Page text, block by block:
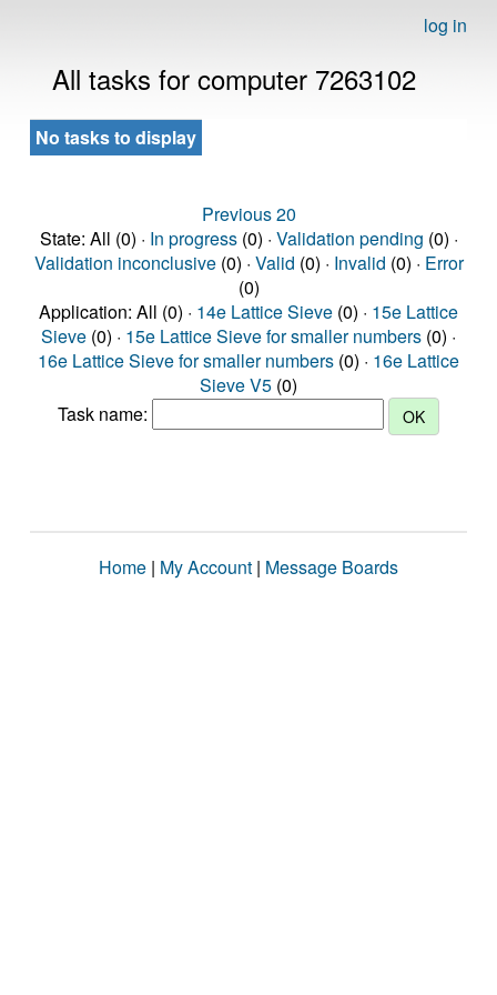
log in
All tasks for computer 7263102
No tasks to display
Previous 20
State: All (0) · In progress(0) · Validation pending (0) ·
Validation inconclusive(0) · Valid (0) · Invalid (0) · Error
(0)
Application: All (0) · 14e Lattice Sieve (0) · 15e Lattice
Sieve (0) · 15e Lattice Sieve for smaller numbers (0) ·
16e Lattice Sieve for smaller numbers (0) · 16e Lattice
Sieve V5 (0)
Task name:
Home | My Account | Message Boards